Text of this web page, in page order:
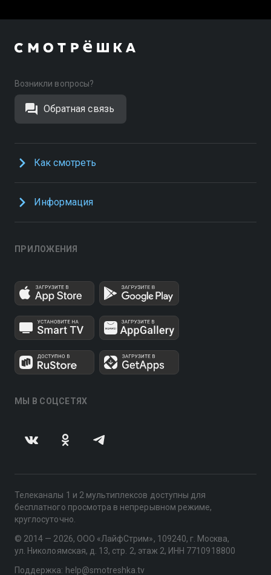
Возникли вопросы?
Обратная связь
Как смотреть
Информация
ПРИЛОЖЕНИЯ
МЫ В СОЦСЕТЯХ
Телеканалы 1 и 2 мультиплексов доступны для
бесплатного просмотра в непрерывном режиме,
круглосуточно.
© 2014 — 2026, ООО «ЛайфСтрим», 109240, г. Москва,
ул. Николоямская, д. 13, стр. 2, этаж 2, ИНН 7710918800
Поддержка: help@smotreshka.tv